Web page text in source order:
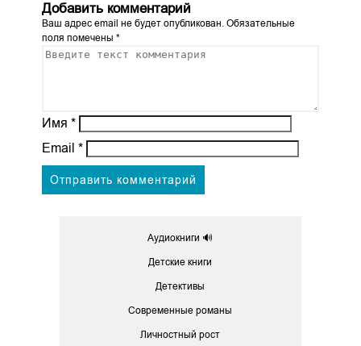
Добавить комментарий
Ваш адрес email не будет опубликован.Обязательные
поля помечены *
Имя *
Email *
Аудиокниги 🔊
Детские книги
Детективы
Современные романы
Личностный рост